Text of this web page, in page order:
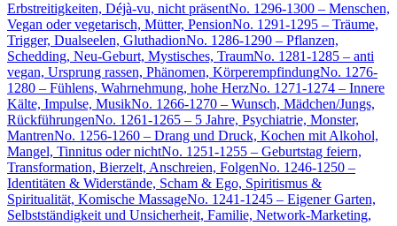
Erbstreitigkeiten, Déjà-vu, nicht präsentNo. 1296-1300 – Menschen,
Vegan oder vegetarisch, Mütter, PensionNo. 1291-1295 – Träume,
Trigger, Dualseelen, GluthadionNo. 1286-1290 – Pflanzen,
Schedding, Neu-Geburt, Mystisches, TraumNo. 1281-1285 – anti
vegan, Ursprung rassen, Phänomen, KörperempfindungNo. 1276-
1280 – Fühlens, Wahrnehmung, hohe HerzNo. 1271-1274 – Innere
Kälte, Impulse, MusikNo. 1266-1270 – Wunsch, Mädchen/Jungs,
RückführungenNo. 1261-1265 – 5 Jahre, Psychiatrie, Monster,
MantrenNo. 1256-1260 – Drang und Druck, Kochen mit Alkohol,
Mangel, Tinnitus oder nichtNo. 1251-1255 – Geburtstag feiern,
Transformation, Bierzelt, Anschreien, FolgenNo. 1246-1250 –
Identitäten & Widerstände, Scham & Ego, Spiritismus &
Spiritualität, Komische MassageNo. 1241-1245 – Eigener Garten,
Selbstständigkeit und Unsicherheit, Familie, Network-Marketing,